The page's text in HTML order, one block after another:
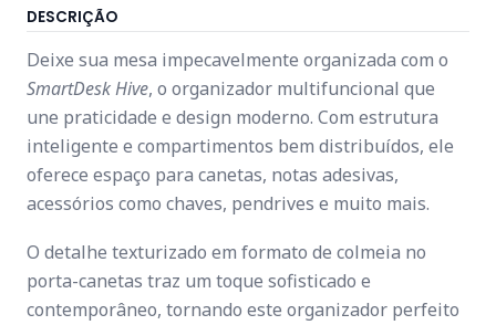
DESCRIÇÃO
Deixe sua mesa impecavelmente organizada com o
SmartDesk Hive, o organizador multifuncional que
une praticidade e design moderno. Com estrutura
inteligente e compartimentos bem distribuídos, ele
oferece espaço para canetas, notas adesivas,
acessórios como chaves, pendrives e muito mais.
O detalhe texturizado em formato de colmeia no
porta-canetas traz um toque sofisticado e
contemporâneo, tornando este organizador perfeito